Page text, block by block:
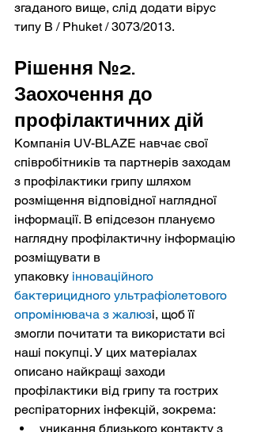
згаданого вище, слід додати вірус
типу B / Phuket / 3073/2013.
Рішення №2.
Заохочення до
профілактичних дій
Компанія UV-BLAZE навчає свої
співробітників та партнерів заходам
з профілактики грипу шляхом
розміщення відповідної наглядної
інформації. В епідсезон плануємо
наглядну профілактичну інформацію
розміщувати в
упаковку інноваційного
бактерицидного ультрафіолетового
опромінювача з жалюзі, щоб її
змогли почитати та використати всі
наші покупці. У цих матеріалах
описано найкращі заходи
профілактики від грипу та гострих
респіраторних інфекцій, зокрема:
уникання близького контакту з